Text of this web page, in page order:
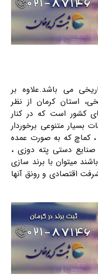
می باشد.علاوه بر
استان کرمان از نظر
کشور است که در کنار
بسیار متنوعی برخوردار
کماچ که به صورت عمده
دستی پته دوزی ،
میتوان با برند سازی
اقتصادی و رونق آنها